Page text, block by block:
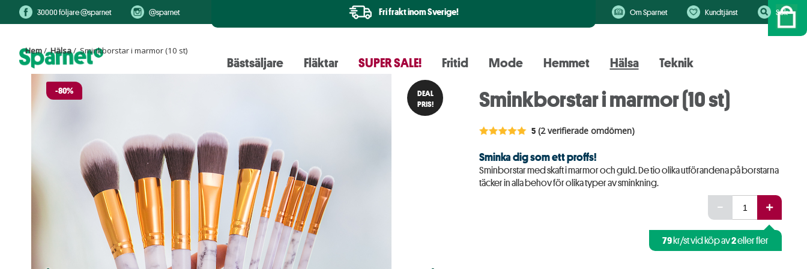
30000 följare @sparnet @sparnet Fri frakt inom Sverige! Om Sparnet Kundtjänst Sök
Bästsäljare Fläktar SUPER SALE! Fritid Mode Hemmet Hälsa Teknik
Hem/Hälsa/ Sminkborstar i marmor (10 st)
DEAL
PRIS!
Sminkborstar i marmor (10 st)
5 (2 verifierade omdömen)
Sminka dig som ett proffs!
Sminborstar med skaft i marmor och guld. De tio olika utförandena på borstarna
täcker in alla behov för olika typer av sminkning.
79kr/st vid köp av2eller fler
-80%